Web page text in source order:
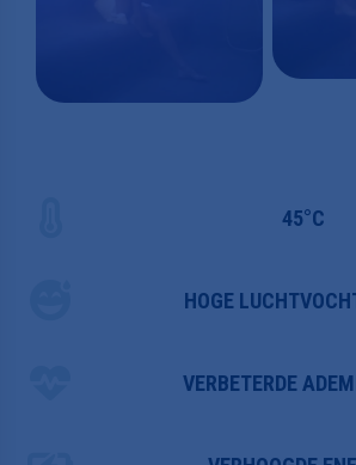
45°C
HOGE
VERBETERDE